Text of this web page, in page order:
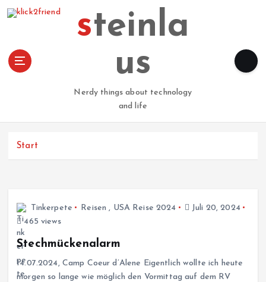
steinla
us
Nerdy things about technology
and life
Start
Tinkerpete Reisen , USA Reise 2024
Juli 20, 2024
465 views
Stechmückenalarm
14.07.2024, Camp Coeur d’Alene Eigentlich wollte ich heute
morgen so lange wie möglich den Vormittag auf dem RV